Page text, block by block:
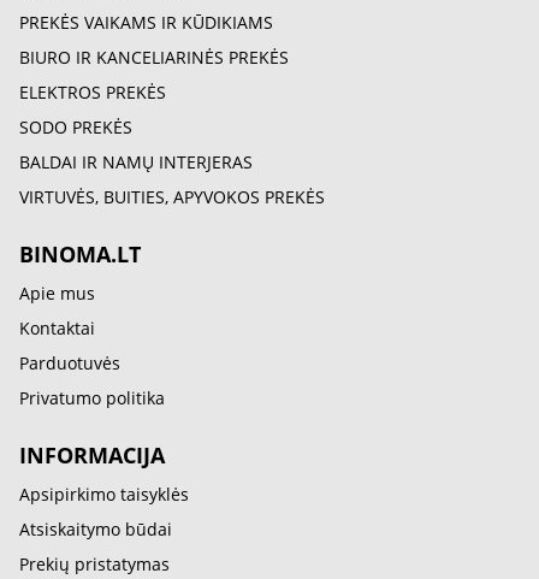
PREKĖS VAIKAMS IR KŪDIKIAMS
BIURO IR KANCELIARINĖS PREKĖS
ELEKTROS PREKĖS
SODO PREKĖS
BALDAI IR NAMŲ INTERJERAS
VIRTUVĖS, BUITIES, APYVOKOS PREKĖS
BINOMA.LT
Apie mus
Kontaktai
Parduotuvės
Privatumo politika
INFORMACIJA
Apsipirkimo taisyklės
Atsiskaitymo būdai
Prekių pristatymas